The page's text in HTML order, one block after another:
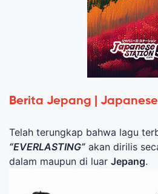
Berita Jepang |
Telah terungkap bahwa lagu
“EVERLASTING” akan dirilis
dalam maupun di luar Jepang.